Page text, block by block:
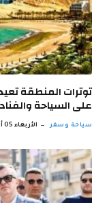
توترات المنطقة
على السياحة
سياحة وسفر الأربعاء 05 أغسطس 8:11 م